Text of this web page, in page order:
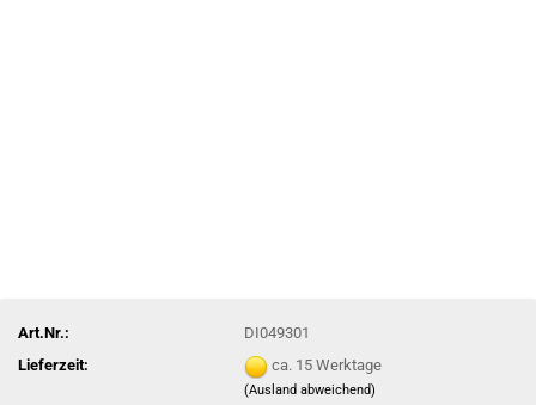
Art.Nr.:
DI049301
Lieferzeit:
ca. 15 Werktage
(Ausland abweichend)